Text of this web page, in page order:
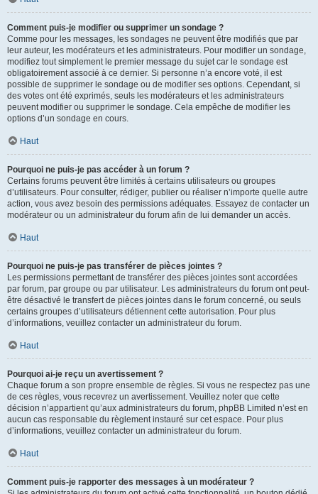
Comment puis-je modifier ou supprimer un sondage ?
Comme pour les messages, les sondages ne peuvent être modifiés que par
leur auteur, les modérateurs et les administrateurs. Pour modifier un sondage,
modifiez tout simplement le premier message du sujet car le sondage est
obligatoirement associé à ce dernier. Si personne n’a encore voté, il est
possible de supprimer le sondage ou de modifier ses options. Cependant, si
des votes ont été exprimés, seuls les modérateurs et les administrateurs
peuvent modifier ou supprimer le sondage. Cela empêche de modifier les
options d’un sondage en cours.
Haut
Pourquoi ne puis-je pas accéder à un forum ?
Certains forums peuvent être limités à certains utilisateurs ou groupes
d’utilisateurs. Pour consulter, rédiger, publier ou réaliser n’importe quelle autre
action, vous avez besoin des permissions adéquates. Essayez de contacter un
modérateur ou un administrateur du forum afin de lui demander un accès.
Haut
Pourquoi ne puis-je pas transférer de pièces jointes ?
Les permissions permettant de transférer des pièces jointes sont accordées
par forum, par groupe ou par utilisateur. Les administrateurs du forum ont peut-
être désactivé le transfert de pièces jointes dans le forum concerné, ou seuls
certains groupes d’utilisateurs détiennent cette autorisation. Pour plus
d’informations, veuillez contacter un administrateur du forum.
Haut
Pourquoi ai-je reçu un avertissement ?
Chaque forum a son propre ensemble de règles. Si vous ne respectez pas une
de ces règles, vous recevrez un avertissement. Veuillez noter que cette
décision n’appartient qu’aux administrateurs du forum, phpBB Limited n’est en
aucun cas responsable du règlement instauré sur cet espace. Pour plus
d’informations, veuillez contacter un administrateur du forum.
Haut
Comment puis-je rapporter des messages à un modérateur ?